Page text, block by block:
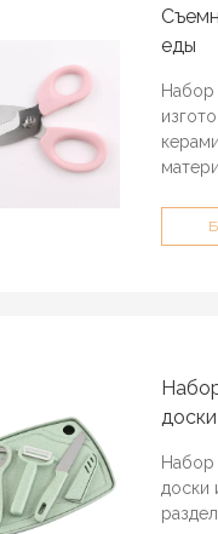
еды
Набор
Набор
доски